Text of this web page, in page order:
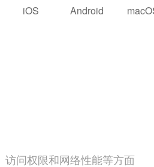
iOS Android
问权限和网络性能等方面